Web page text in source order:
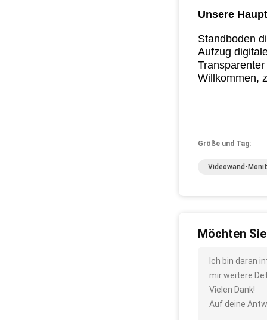
Unsere
Standboden
Aufzug
Willkommen,
Größe und Tag:
Videowand-
Möchten
Ich bin daran
mir weitere
Vielen Dank!
Auf deine